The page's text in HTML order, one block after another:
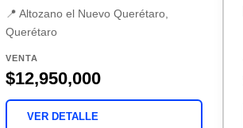
📍 Altozano el Nuevo Querétaro,
Querétaro
VENTA
$12,950,000
VER DETALLE